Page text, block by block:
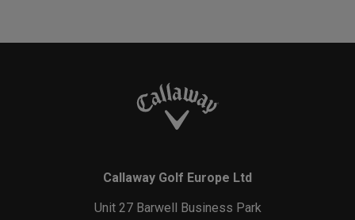
Callaway Golf Europe Ltd
Unit 27 Barwell Business Park